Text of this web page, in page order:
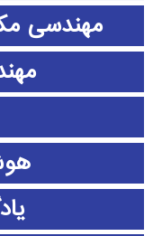
مهندسی